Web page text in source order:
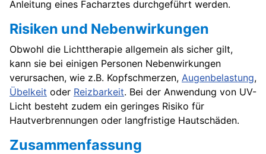
Anleitung eines Facharztes durchgeführt werden.
Risiken und Nebenwirkungen
Obwohl die Lichttherapie allgemein als sicher gilt,
kann sie bei einigen Personen Nebenwirkungen
verursachen, wie z.B. Kopfschmerzen, Augenbelastung,
Übelkeit oder Reizbarkeit. Bei der Anwendung von UV-
Licht besteht zudem ein geringes Risiko für
Hautverbrennungen oder langfristige Hautschäden.
Zusammenfassung